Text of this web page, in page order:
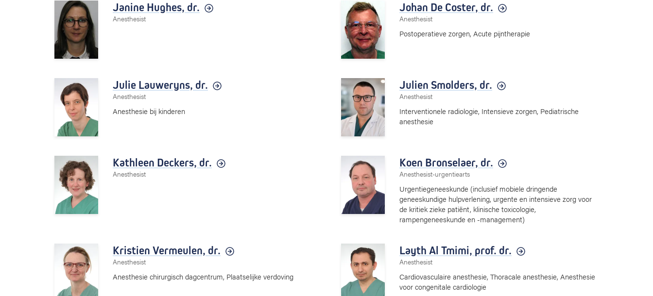
Janine Hughes, dr.
Anesthesist
Johan De Coster, dr.
Anesthesist
Postoperatieve zorgen, Acute pijntherapie
Julie Lauweryns, dr.
Anesthesist
Anesthesie bij kinderen
Julien Smolders, dr.
Anesthesist
Interventionele radiologie, Intensieve zorgen, Pediatrische
anesthesie
Kathleen Deckers, dr.
Anesthesist
Koen Bronselaer, dr.
Anesthesist-urgentiearts
Urgentiegeneeskunde (inclusief mobiele dringende
geneeskundige hulpverlening, urgente en intensieve zorg voor
de kritiek zieke patiënt, klinische toxicologie,
rampengeneeskunde en -management)
Kristien Vermeulen, dr.
Anesthesist
Anesthesie chirurgisch dagcentrum, Plaatselijke verdoving
Layth Al Tmimi, prof. dr.
Anesthesist
Cardiovasculaire anesthesie, Thoracale anesthesie, Anesthesie
voor congenitale cardiologie